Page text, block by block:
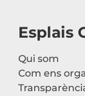
Esplais
Qui som
Com ens